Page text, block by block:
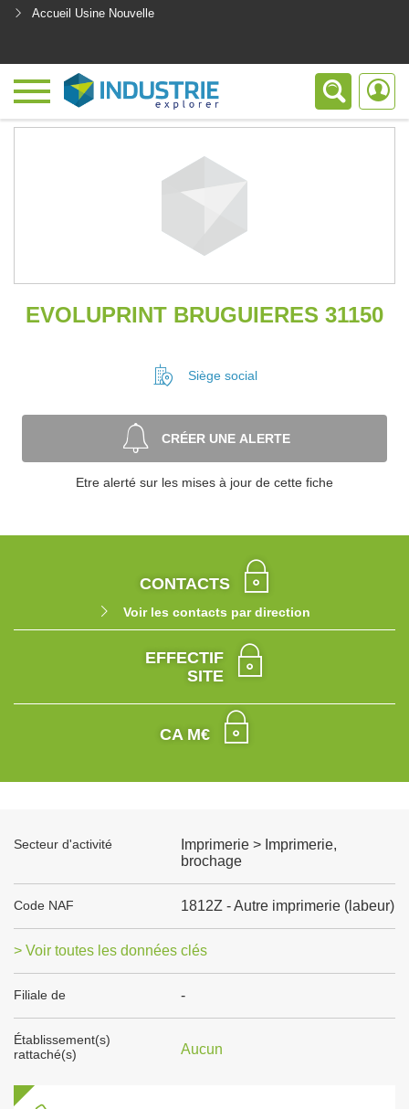
Accueil Usine Nouvelle
EVOLUPRINT BRUGUIERES 31150
Siège social
CRÉER UNE ALERTE
Etre alerté sur les mises à jour de cette fiche
CONTACTS
Voir les contacts par direction
EFFECTIF
SITE
CA M€
Secteur d'activité
Imprimerie > Imprimerie,
brochage
Code NAF 1812Z - Autre imprimerie (labeur)
> Voir toutes les données clés
Filiale de -
Établissement(s)
rattaché(s)
Aucun